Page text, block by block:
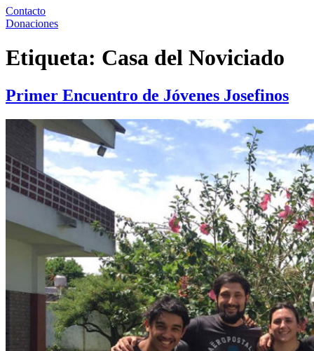
Contacto
Donaciones
Etiqueta: Casa del Noviciado
Primer Encuentro de Jóvenes Josefinos